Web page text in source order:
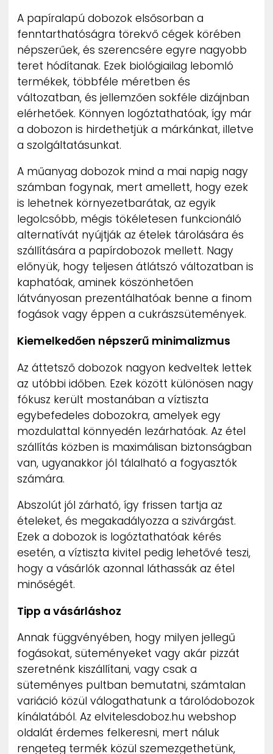
A papíralapú dobozok elsősorban a
fenntarthatóságra törekvő cégek körében
népszerűek, és szerencsére egyre nagyobb
teret hódítanak. Ezek biológiailag lebomló
termékek, többféle méretben és
változatban, és jellemzően sokféle dizájnban
elérhetőek. Könnyen logóztathatóak, így már
a dobozon is hirdethetjük a márkánkat, illetve
a szolgáltatásunkat.
A műanyag dobozok mind a mai napig nagy
számban fogynak, mert amellett, hogy ezek
is lehetnek környezetbarátak, az egyik
legolcsóbb, mégis tökéletesen funkcionáló
alternatívát nyújtják az ételek tárolására és
szállítására a papírdobozok mellett. Nagy
előnyük, hogy teljesen átlátszó változatban is
kaphatóak, aminek köszönhetően
látványosan prezentálhatóak benne a finom
fogások vagy éppen a cukrászsütemények.
Kiemelkedően népszerű minimalizmus
Az áttetsző dobozok nagyon kedveltek lettek
az utóbbi időben. Ezek között különösen nagy
fókusz került mostanában a víztiszta
egybefedeles dobozokra, amelyek egy
mozdulattal könnyedén lezárhatóak. Az étel
szállítás közben is maximálisan biztonságban
van, ugyanakkor jól tálalható a fogyasztók
számára.
Abszolút jól zárható, így frissen tartja az
ételeket, és megakadályozza a szivárgást.
Ezek a dobozok is logóztathatóak kérés
esetén, a víztiszta kivitel pedig lehetővé teszi,
hogy a vásárlók azonnal láthassák az étel
minőségét.
Tipp a vásárláshoz
Annak függvényében, hogy milyen jellegű
fogásokat, süteményeket vagy akár pizzát
szeretnénk kiszállítani, vagy csak a
süteményes pultban bemutatni, számtalan
variáció közül válogathatunk a tárolódobozok
kínálatából. Az elvitelesdoboz.hu webshop
oldalát érdemes felkeresni, mert náluk
rengeteg termék közül szemezgethetünk,